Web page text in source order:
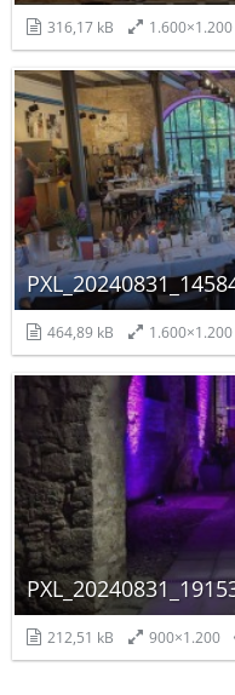
316,17 kB 1.600×1.200
464,89 kB 1.600×1.200
212,51 kB 900×1.200